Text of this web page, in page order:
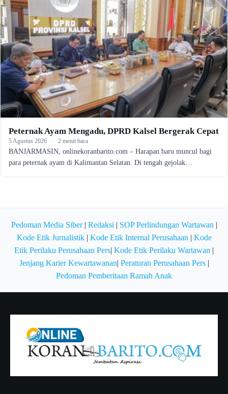
Peternak Ayam Mengadu, DPRD Kalsel Bergerak Cepat
5 Agustus 2026 · 2 menit baca
BANJARMASIN, onlinekoranbarito.com – Harapan baru muncul bagi
para peternak ayam di Kalimantan Selatan. Di tengah gejolak…
Pedoman Media Siber| Redaksi | SOP Perlindungan Wartawan |
Kode Etik Jurnalistik| Kode Etik Internal Perusahaan | Kode
Etik Perilaku Perusahaan Pers| Kode Etik Perilaku Wartawan |
Jenjang Karier Kewartawanan| Peraturan Perusahaan Pers|
Pedoman Pemberitaan Ramah Anak